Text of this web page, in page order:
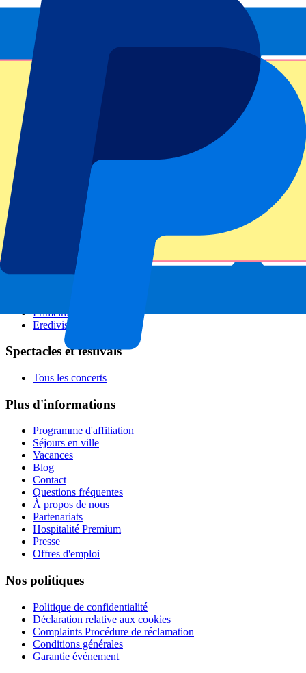
Événements populaires
GP Espagne
Tous les sports
Championnats de football
Ligue des Champions
Premier League
Serie A
Primeira Liga
Eredivisie
Spectacles et festivals
Tous les concerts
Plus d'informations
Programme d'affiliation
Séjours en ville
Vacances
Blog
Contact
Questions fréquentes
À propos de nous
Partenariats
Hospitalité Premium
Presse
Offres d'emploi
Nos politiques
Politique de confidentialité
Déclaration relative aux cookies
Complaints Procédure de réclamation
Conditions générales
Garantie événement